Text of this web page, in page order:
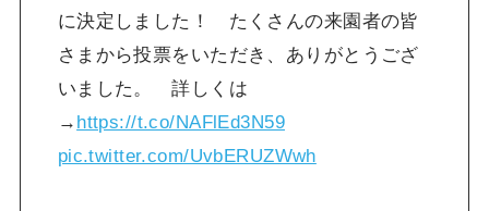
に決定しました！ たくさんの来園者の皆
さまから投票をいただき、ありがとうござ
いました。 詳しくは
→ https://t.co/NAFlEd3N59
pic.twitter.com/UvbERUZWwh